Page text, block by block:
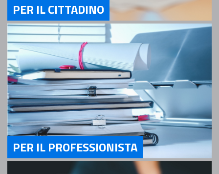
Servizi Per il Cittadino
PER IL CITTADINO
Servizi Per il Professionista
PER IL PROFESSIONISTA